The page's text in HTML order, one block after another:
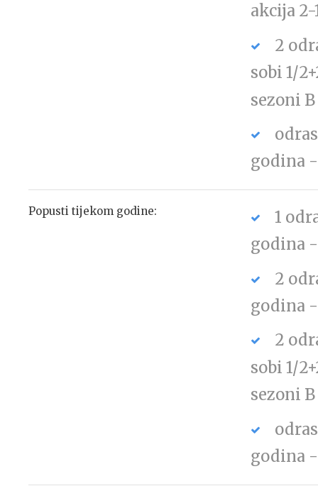
akcija
2
sobi 1/
sezoni B
godina
Popusti tijekom godine:
1
godina
2
godina
2
sobi 1/
sezoni B
godina